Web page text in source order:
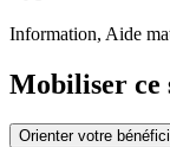
Information, Aide
Mobiliser ce
Orienter votre